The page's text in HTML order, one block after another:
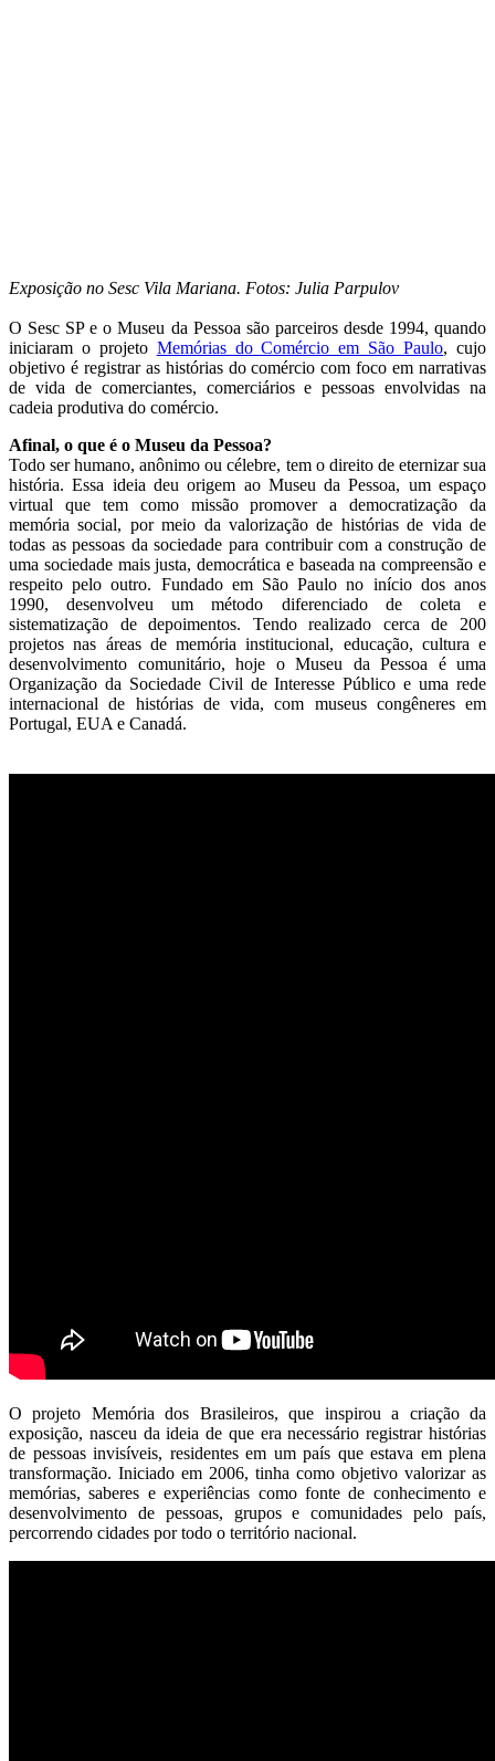
Exposição no Sesc Vila Mariana. Fotos: Julia Parpulov
O Sesc SP e o Museu da Pessoa são parceiros desde 1994, quando
iniciaram o projeto Memórias do Comércio em SãoPaulo, cujo
objetivo é registrar as histórias do comércio com foco em narrativas
de vida de comerciantes, comerciários e pessoas envolvidas na
cadeia produtiva do comércio.
Afinal, o que é o Museu da Pessoa?
Todo ser humano, anônimo ou célebre, tem o direito de eternizar sua
história. Essa ideia deu origem ao Museu da Pessoa, um espaço
virtual que tem como missão promover a democratização da
memória social, por meio da valorização de histórias de vida de
todas as pessoas da sociedade para contribuir com a construção de
uma sociedade mais justa, democrática e baseada na compreensão e
respeito pelo outro. Fundado em São Paulo no início dos anos
1990, desenvolveu um método diferenciado de coleta e
sistematização de depoimentos. Tendo realizado cerca de 200
projetos nas áreas de memória institucional, educação, cultura e
desenvolvimento comunitário, hoje o Museu da Pessoa é uma
Organização da Sociedade Civil de Interesse Público e uma rede
internacional de histórias de vida, com museus congêneres em
Portugal, EUA e Canadá.
O projeto Memória dos Brasileiros, que inspirou a criação da
exposição, nasceu da ideia de que era necessário registrar histórias
de pessoas invisíveis, residentes em um país que estava em plena
transformação. Iniciado em 2006, tinha como objetivo valorizar as
memórias, saberes e experiências como fonte de conhecimento e
desenvolvimento de pessoas, grupos e comunidades pelo país,
percorrendo cidades por todo o território nacional.